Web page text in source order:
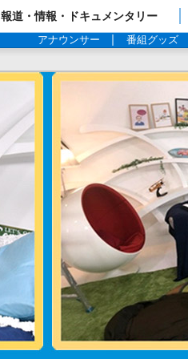
報道・情報・ドキュメンタリー
アナウンサー 番組グッズ